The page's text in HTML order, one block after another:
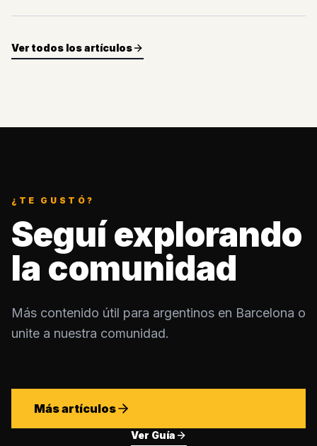
Ver todos los artículos
¿TE GUSTÓ?
Seguí explorando
la comunidad
Más contenido útil para argentinos en Barcelona o
unite a nuestra comunidad.
Más artículos
Ver Guía